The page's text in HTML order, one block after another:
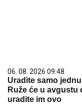
06. 08. 2026 09:48
Uradite samo
Ruže će u avgustu
uradite im ovo